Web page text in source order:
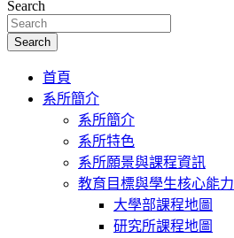
Search
Search
首頁
系所簡介
系所簡介
系所特色
系所願景與課程資訊
教育目標與學生核心能力
大學部課程地圖
研究所課程地圖